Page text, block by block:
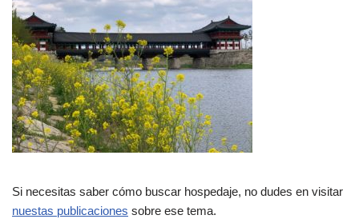
Si necesitas saber cómo buscar hospedaje, no dudes en visitar
nuestas publicaciones sobre ese tema.